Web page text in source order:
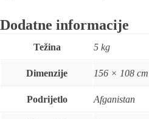
Dodatne informacije
Težina 5 kg
Dimenzije 156 × 108 cm
Podrijetlo Afganistan